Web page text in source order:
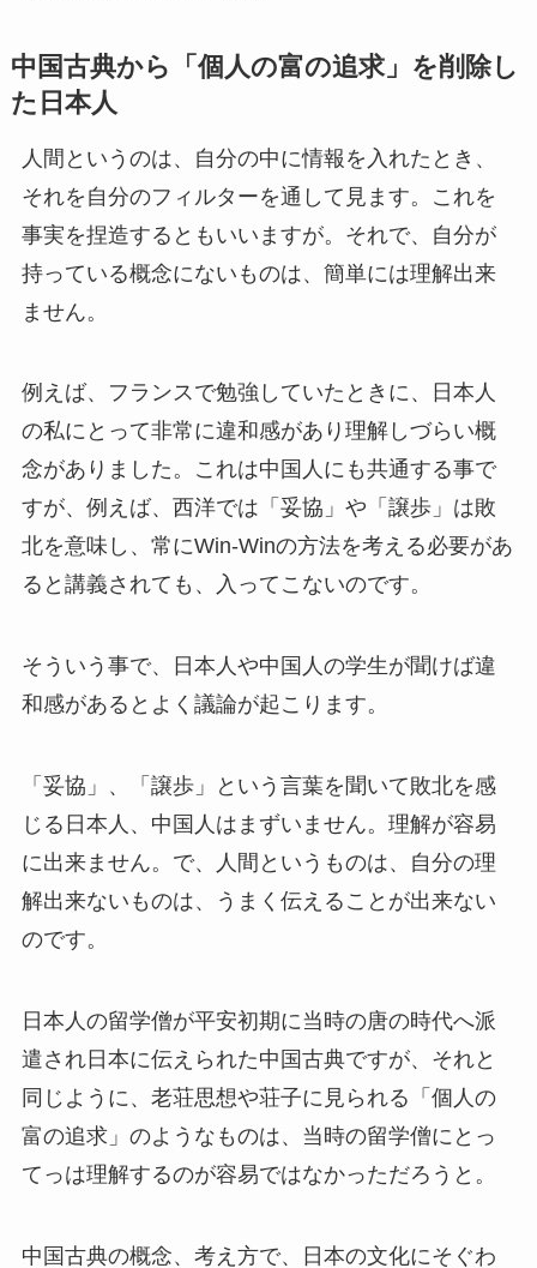
中国古典から「個人の富の追求」を削除し
た日本人
人間というのは、自分の中に情報を入れたとき、
それを自分のフィルターを通して見ます。これを
事実を捏造するともいいますが。それで、自分が
持っている概念にないものは、簡単には理解出来
ません。
例えば、フランスで勉強していたときに、日本人
の私にとって非常に違和感があり理解しづらい概
念がありました。これは中国人にも共通する事で
すが、例えば、西洋では「妥協」や「譲歩」は敗
北を意味し、常にWin-Winの方法を考える必要があ
ると講義されても、入ってこないのです。
そういう事で、日本人や中国人の学生が聞けば違
和感があるとよく議論が起こります。
「妥協」、「譲歩」という言葉を聞いて敗北を感
じる日本人、中国人はまずいません。理解が容易
に出来ません。で、人間というものは、自分の理
解出来ないものは、うまく伝えることが出来ない
のです。
日本人の留学僧が平安初期に当時の唐の時代へ派
遣され日本に伝えられた中国古典ですが、それと
同じように、老荘思想や荘子に見られる「個人の
富の追求」のようなものは、当時の留学僧にとっ
てっは理解するのが容易ではなかっただろうと。
中国古典の概念、考え方で、日本の文化にそぐわ